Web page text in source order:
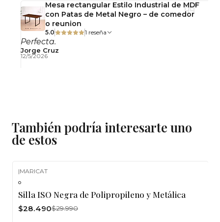
Mesa rectangular Estilo Industrial de MDF
con Patas de Metal Negro – de comedor
o reunion
5.0 1 reseña
Perfecta.
Jorge Cruz
12/5/2026
También podría interesarte uno
de estos
Agotado
|MARICAT
Silla ISO Negra de Polipropileno y Metálica
$28.490$29.990